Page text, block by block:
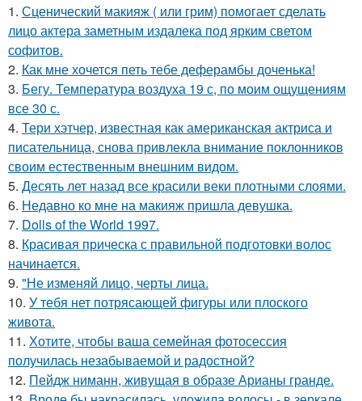
1. Сценический макияж ( или грим) помогает сделать
лицо актера заметным издалека под ярким светом
софитов.
2. Как мне хочется петь тебе деферамбы доченька!
3. Бегу. Температура воздуха 19 с, по моим ощущениям
все 30 с.
4. Тери хэтчер, известная как американская актриса и
писательница, снова привлекла внимание поклонников
своим естественным внешним видом.
5. Десять лет назад все красили веки плотными слоями.
6. Недавно ко мне на макияж пришла девушка.
7. Dolls of the World 1997.
8. Красивая прическа с правильной подготовки волос
начинается.
9. "Не изменяй лицо, черты лица.
10. У тебя нет потрясающей фигуры или плоского
живота.
11. Хотите, чтобы ваша семейная фотосессия
получилась незабываемой и радостной?
12. Пейдж ниманн, живущая в образе Арианы гранде.